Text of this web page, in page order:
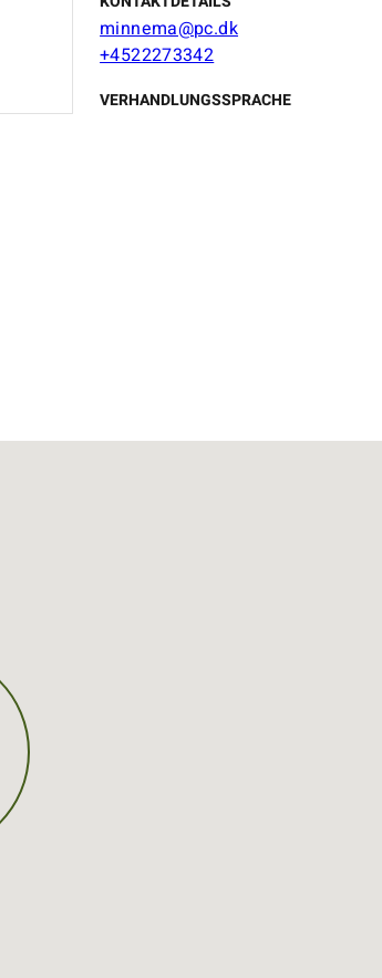
minnema@pc.dk
+4522273342
VERHANDLUNGSSPRACHE